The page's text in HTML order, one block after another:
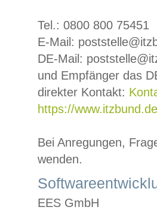
Tel.: 0800 800 75451
E-Mail:
DE-Mail:
und Empfänger das
direkter Kontakt:
https://
Bei Anregungen,
wenden.
EES GmbH